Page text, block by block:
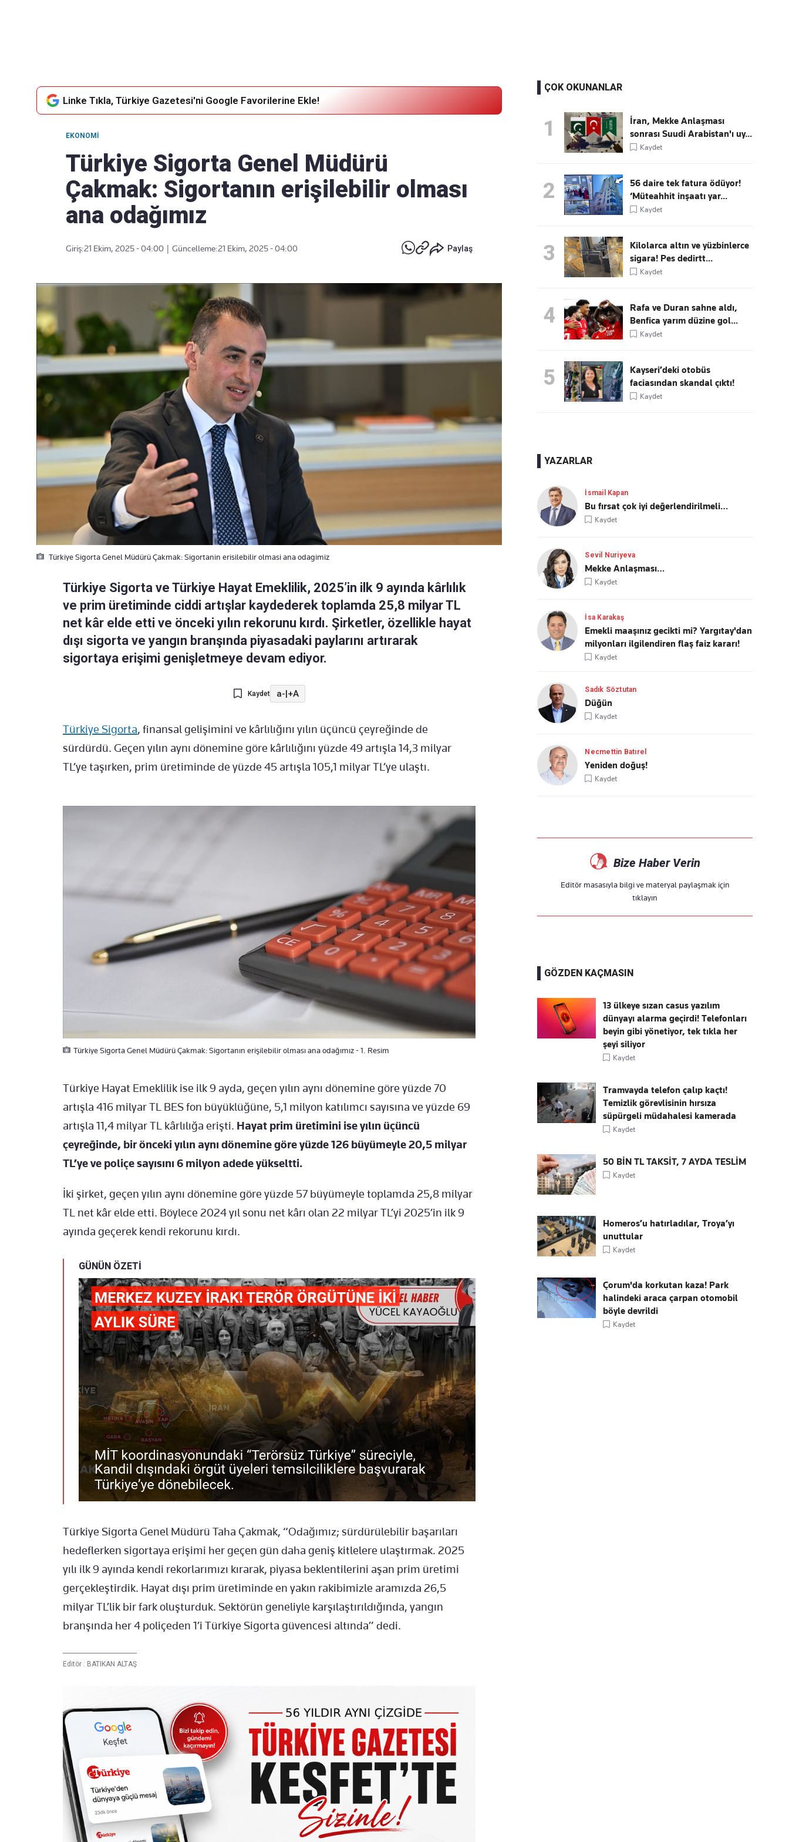
Linke Tıkla, Türkiye Gazetesi'ni Google Favorilerine Ekle!
EKONOMI
Türkiye Sigorta Genel Müdürü
Çakmak: Sigortanın erişilebilir olması
ana odağımız
Giriş:21 Ekim, 2025 - 04:00 Güncelleme:21 Ekim, 2025 - 04:00 Paylaş
Türkiye Sigorta Genel Müdürü Çakmak: Sigortanin erisilebilir olmasi ana odagimiz
Türkiye Sigorta ve Türkiye Hayat Emeklilik, 2025’in ilk 9 ayında kârlılık
ve prim üretiminde ciddi artışlar kaydederek toplamda 25,8 milyar TL
net kâr elde etti ve önceki yılın rekorunu kırdı. Şirketler, özellikle hayat
dışı sigorta ve yangın branşında piyasadaki paylarını artırarak
sigortaya erişimi genişletmeye devam ediyor.
Kaydet a-|+A
Türkiye Sigorta, finansal gelişimini ve kârlılığını yılın üçüncü çeyreğinde de
sürdürdü. Geçen yılın aynı dönemine göre kârlılığını yüzde 49 artışla 14,3 milyar
TL’ye taşırken, prim üretiminde de yüzde 45 artışla 105,1 milyar TL’ye ulaştı.
Türkiye Sigorta Genel Müdürü Çakmak: Sigortanın erişilebilir olması ana odağımız - 1. Resim
Türkiye Hayat Emeklilik ise ilk 9 ayda, geçen yılın aynı dönemine göre yüzde 70
artışla 416 milyar TL BES fon büyüklüğüne, 5,1 milyon katılımcı sayısına ve yüzde 69
artışla 11,4 milyar TL kârlılığa erişti. Hayat prim üretimini ise yılın üçüncü
çeyreğinde, bir önceki yılın aynı dönemine göre yüzde 126 büyümeyle 20,5 milyar
TL’ye ve poliçe sayısını 6 milyon adede yükseltti.
İki şirket, geçen yılın aynı dönemine göre yüzde 57 büyümeyle toplamda 25,8 milyar
TL net kâr elde etti. Böylece 2024 yıl sonu net kârı olan 22 milyar TL’yi 2025’in ilk 9
ayında geçerek kendi rekorunu kırdı.
GÜNÜN ÖZETİ
Türkiye Sigorta Genel Müdürü Taha Çakmak, “Odağımız; sürdürülebilir başarıları
hedeflerken sigortaya erişimi her geçen gün daha geniş kitlelere ulaştırmak. 2025
yılı ilk 9 ayında kendi rekorlarımızı kırarak, piyasa beklentilerini aşan prim üretimi
gerçekleştirdik. Hayat dışı prim üretiminde en yakın rakibimizle aramızda 26,5
milyar TL’lik bir fark oluşturduk. Sektörün geneliyle karşılaştırıldığında, yangın
branşında her 4 poliçeden 1’i Türkiye Sigorta güvencesi altında” dedi.
Editör : BATIKAN ALTAŞ
ÇOK OKUNANLAR
1
İran, Mekke Anlaşması
sonrası Suudi Arabistan'ı uy...
Kaydet
2
56 daire tek fatura ödüyor!
‘Müteahhit inşaatı yar...
Kaydet
3
Kilolarca altın ve yüzbinlerce
sigara! Pes dedirtt...
Kaydet
4
Rafa ve Duran sahne aldı,
Benfica yarım düzine gol...
Kaydet
5
Kayseri’deki otobüs
faciasından skandal çıktı!
Kaydet
YAZARLAR
İsmail Kapan
Bu fırsat çok iyi değerlendirilmeli…
Kaydet
Sevil Nuriyeva
Mekke Anlaşması…
Kaydet
İsa Karakaş
Emekli maaşınız gecikti mi? Yargıtay'dan
milyonları ilgilendiren flaş faiz kararı!
Kaydet
Sadık Söztutan
Düğün
Kaydet
Necmettin Batırel
Yeniden doğuş!
Kaydet
Bize Haber Verin
Editör masasıyla bilgi ve materyal paylaşmak için
tıklayın
GÖZDEN KAÇMASIN
13 ülkeye sızan casus yazılım
dünyayı alarma geçirdi! Telefonları
beyin gibi yönetiyor, tek tıkla her
şeyi siliyor
Kaydet
Tramvayda telefon çalıp kaçtı!
Temizlik görevlisinin hırsıza
süpürgeli müdahalesi kamerada
Kaydet
50 BİN TL TAKSİT, 7 AYDA TESLİM
Kaydet
Homeros’u hatırladılar, Troya’yı
unuttular
Kaydet
Çorum'da korkutan kaza! Park
halindeki araca çarpan otomobil
böyle devrildi
Kaydet